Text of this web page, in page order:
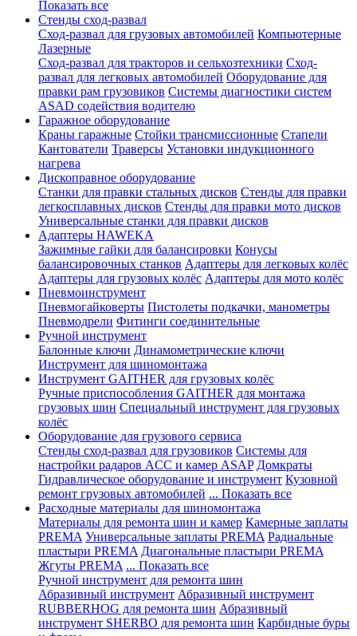
Показать все
Стенды сход-развал
Сход-развал для грузовых автомобилей Компьютерные
Лазерные
Сход-развал для тракторов и сельхозтехники Сход-
развал для легковых автомобилей Оборудование для
правки рам грузовиков Системы диагностики систем
ASAD содействия водителю
Гаражное оборудование
Краны гаражные Стойки трансмиссионные Стапели
Кантователи Траверсы Установки индукционного
нагрева
Дископравное оборудование
Станки для правки стальных дисков Стенды для правки
легкосплавных дисков Стенды для правки мото дисков
Универсальные станки для правки дисков
Адаптеры HAWEKA
Зажимные гайки для балансировки Конусы
балансировочных станков Адаптеры для легковых колёс
Адаптеры для грузовых колёс Адаптеры для мото колёс
Пневмоинструмент
Пневмогайковерты Пистолеты подкачки, манометры
Пневмодрели Фитинги соединительные
Ручной инструмент
Балонные ключи Динамометрические ключи
Инструмент для шиномонтажа
Инструмент GAITHER для грузовых колёс
Ручные приспособления GAITHER для монтажа
грузовых шин Специальный инструмент для грузовых
колёс
Оборудование для грузового сервиса
Стенды сход-развал для грузовиков Системы для
настройки радаров ACC и камер ASAP Домкраты
Гидравлическое оборудование и инструмент Кузовной
ремонт грузовых автомобилей ... Показать все
Расходные материалы для шиномонтажа
Материалы для ремонта шин и камер Камерные заплаты
PREMA Универсальные заплаты PREMA Радиальные
пластыри PREMA Диагональные пластыри PREMA
Жгуты PREMA ... Показать все
Ручной инструмент для ремонта шин
Абразивный инструмент Абразивный инструмент
RUBBERHOG для ремонта шин Абразивный
инструмент SHERBO для ремонта шин Карбидные буры